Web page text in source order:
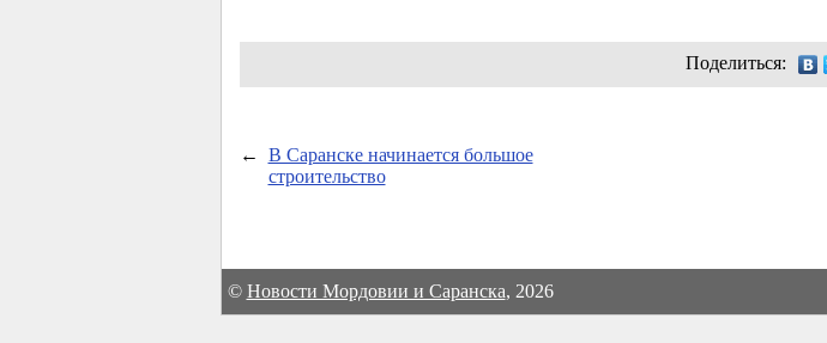
Поделиться:
←
В Саранске начинается большое
строительство
© Новости Мордовии и Саранска, 2026